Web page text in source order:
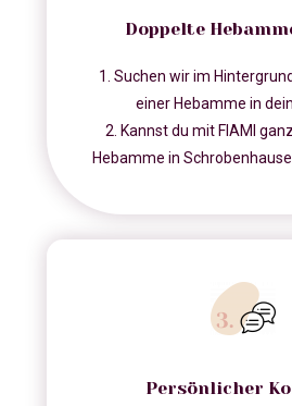
Doppelte
1. Suchen wir im
einer Hebamme in
2. Kannst du mit FIAMI
Hebamme in
Persönlicher